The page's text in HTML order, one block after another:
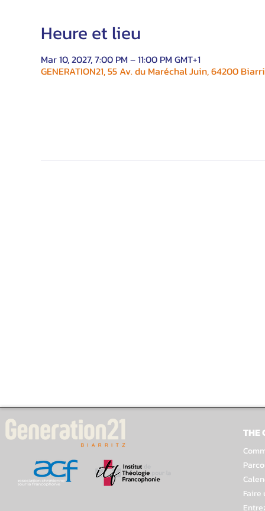
Heure et lieu
Mar 10, 2027, 7:00 PM – 11:00 PM GMT+1
GENERATION21, 55 Av. du Maréchal Juin, 64200
THE
Faire